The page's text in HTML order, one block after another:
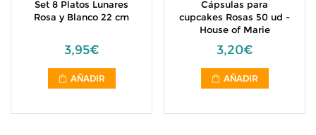
Set 8 Platos Lunares
Rosa y Blanco 22 cm
3,95€
AÑADIR
Cápsulas para
cupcakes Rosas 50 ud -
House of Marie
3,20€
AÑADIR